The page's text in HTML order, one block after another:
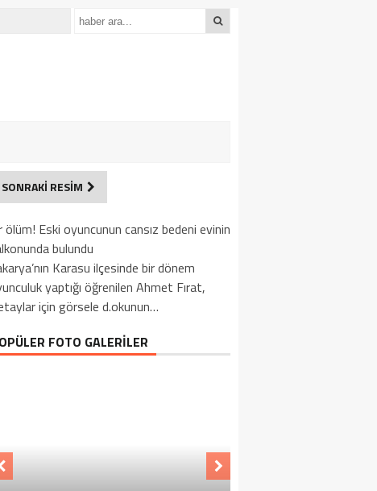
SONRAKİ RESİM
ölüm! Eski oyuncunun cansız bedeni evinin
bulundu
Karasu ilçesinde bir dönem
yaptığı öğrenilen Ahmet Fırat,
için görsele d.okunun…
FOTO GALERİLER